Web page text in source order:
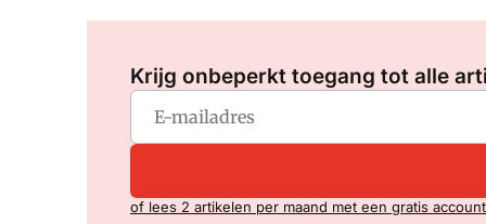
Krijg onbeperkt toegang tot alle
of lees 2 artikelen per maand met een gratis account